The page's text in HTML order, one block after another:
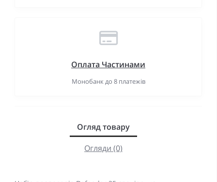
Оплата Частинами
Монобанк до 8 платежів
Огляд товару
Огляди (0)